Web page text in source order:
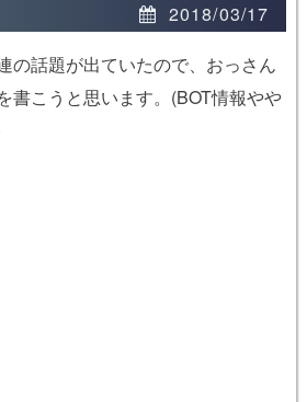
2018/03/17
の話題が出ていたので、おっさん
書こうと思います。(BOT情報やや